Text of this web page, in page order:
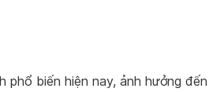
biến hiện nay, ảnh hưởng đến